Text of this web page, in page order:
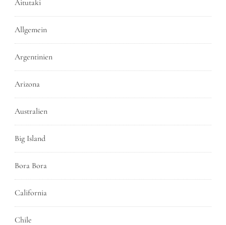
Aitutaki
Allgemein
Argentinien
Arizona
Australien
Big Island
Bora Bora
California
Chile